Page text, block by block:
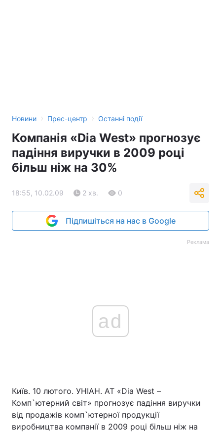
Новини › Прес-центр › Останні події
Компанія «Dia West» прогнозує
падіння виручки в 2009 році
більш ніж на 30%
18:55, 10.02.09 2 хв. 0
Підпишіться на нас в Google
Реклама
ad
Київ. 10 лютого. УНІАН. АТ «Dia West –
Комп`ютерний світ» прогнозує падіння виручки
від продажів комп`ютерної продукції
виробництва компанії в 2009 році більш ніж на